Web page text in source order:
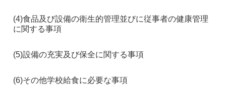
(4)食品及び設備の衛生的管理並びに従事者の健康管理
に関する事項
(5)設備の充実及び保全に関する事項
(6)その他学校給食に必要な事項